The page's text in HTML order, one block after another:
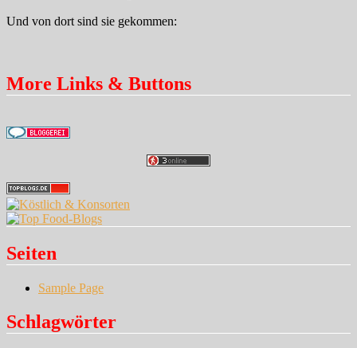
Und von dort sind sie gekommen:
More Links & Buttons
Seiten
Sample Page
Schlagwörter